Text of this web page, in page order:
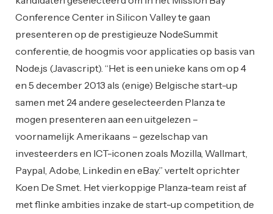
Conference Center in Silicon Valley te gaan
presenteren op de prestigieuze NodeSummit
conferentie, de hoogmis voor applicaties op basis van
Node.js (Javascript). “Het is een unieke kans om op 4
en 5 december 2013 als (enige) Belgische start-up
samen met 24 andere geselecteerden Planza te
mogen presenteren aan een uitgelezen –
voornamelijk Amerikaans – gezelschap van
investeerders en ICT-iconen zoals Mozilla, Wallmart,
Paypal, Adobe, Linkedin en eBay.” vertelt oprichter
Koen De Smet. Het vierkoppige Planza-team reist af
met flinke ambities inzake de start-up competition, de